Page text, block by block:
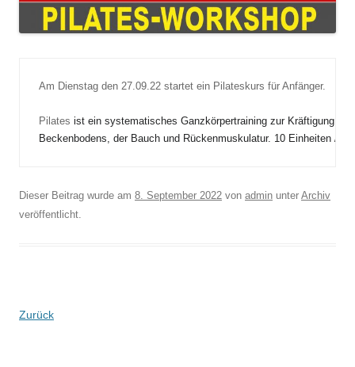
Am Dienstag den 27.09.22 startet ein Pilateskurs für Anfänger.
Pilates ist ein systematisches Ganzkörpertraining zur Kräftigung
Beckenbodens, der Bauch und Rückenmuskulatur. 10 Einheiten /
Dieser Beitrag wurde am 8. September 2022 von admin unter Archiv
veröffentlicht.
Zurück